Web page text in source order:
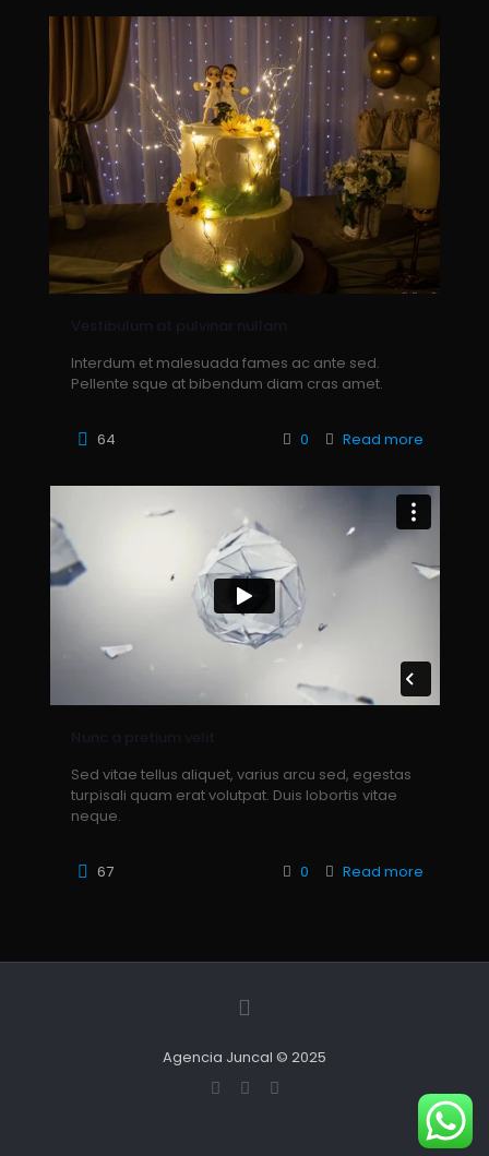
Vestibulum at pulvinar nullam
Interdum et malesuada fames ac ante sed.
Pellente sque at bibendum diam cras amet.
64 0 Read more
Nunc a pretium velit
Sed vitae tellus aliquet, varius arcu sed, egestas
turpisali quam erat volutpat. Duis lobortis vitae
neque.
67 0 Read more
Agencia Juncal © 2025